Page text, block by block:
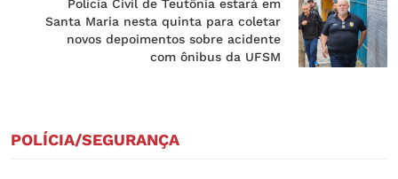
Polícia Civil de Teutônia estará em
Santa Maria nesta quinta para coletar
novos depoimentos sobre acidente
com ônibus da UFSM
POLÍCIA/SEGURANÇA